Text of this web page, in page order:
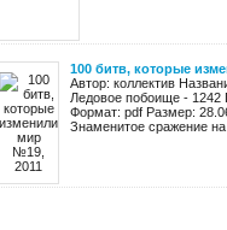
100 битв, которые
Автор: коллектив
Ледовое побоище - 1242
Формат: pdf Размер:
Знаменитое сражение